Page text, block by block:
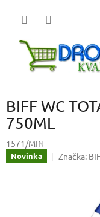
BIFF WC
750ML
1571/MIN
Novinka Značka: